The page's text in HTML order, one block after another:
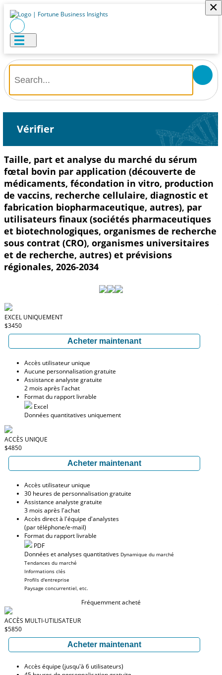
×
Vérifier
Taille, part et analyse du marché du sérum
fœtal bovin par application (découverte de
médicaments, fécondation in vitro, production
de vaccins, recherche cellulaire, diagnostic et
fabrication biopharmaceutique, autres), par
utilisateurs finaux (sociétés pharmaceutiques
et biotechnologiques, organismes de recherche
sous contrat (CRO), organismes universitaires
et de recherche, autres) et prévisions
régionales, 2026-2034
EXCEL UNIQUEMENT
$3450
Acheter maintenant
Accès utilisateur unique
Aucune personnalisation gratuite
Assistance analyste gratuite
2 mois après l'achat
Format du rapport livrable
Excel
Données quantitatives uniquement
ACCÈS UNIQUE
$4850
Acheter maintenant
Accès utilisateur unique
30 heures de personnalisation gratuite
Assistance analyste gratuite
3 mois après l'achat
Accès direct à l'équipe d'analystes
(par téléphone/e-mail)
Format du rapport livrable
PDF
Données et analyses quantitatives Dynamique du marché
Tendances du marché
Informations clés
Profils d'entreprise
Paysage concurrentiel, etc.
Fréquemment acheté
ACCÈS MULTI-UTILISATEUR
$5850
Acheter maintenant
Accès équipe (jusqu'à 6 utilisateurs)